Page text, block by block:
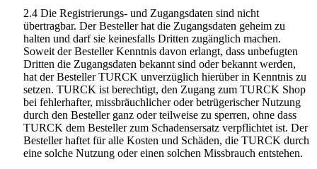
2.4 Die Registrierungs- und Zugangsdaten sind nicht
übertragbar. Der Besteller hat die Zugangsdaten geheim zu
halten und darf sie keinesfalls Dritten zugänglich machen.
Soweit der Besteller Kenntnis davon erlangt, dass unbefugten
Dritten die Zugangsdaten bekannt sind oder bekannt werden,
hat der Besteller TURCK unverzüglich hierüber in Kenntnis zu
setzen. TURCK ist berechtigt, den Zugang zum TURCK Shop
bei fehlerhafter, missbräuchlicher oder betrügerischer Nutzung
durch den Besteller ganz oder teilweise zu sperren, ohne dass
TURCK dem Besteller zum Schadensersatz verpflichtet ist. Der
Besteller haftet für alle Kosten und Schäden, die TURCK durch
eine solche Nutzung oder einen solchen Missbrauch entstehen.